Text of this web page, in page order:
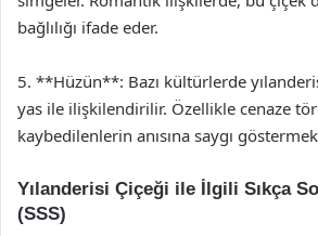
bağlılığı ifade eder.
5. **Hüzün**: Bazı kültürlerde
yas ile ilişkilendirilir. Özellikle cenaze
kaybedilenlerin anısına saygı
Yılanderisi Çiçeği ile İlgili Sıkça
(SSS)